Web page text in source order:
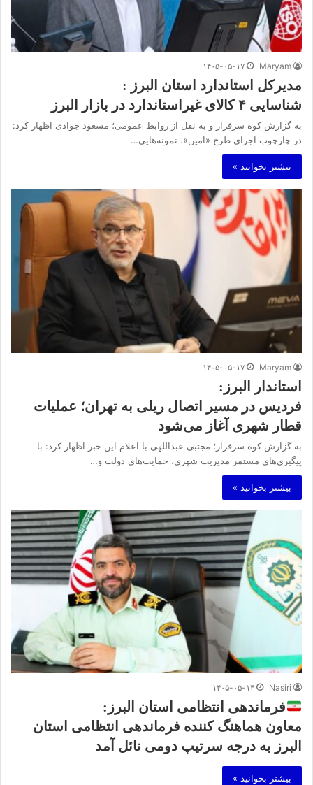
Maryam ۱۴۰۵-۰۵-۱۷
مدیرکل استاندارد استان البرز :
شناسایی ۴ کالای غیراستاندارد در بازار البرز
به گزارش کوه سرفراز و به نقل از روابط عمومی؛ مسعود جوادی اظهار کرد:
در چارچوب اجرای طرح «امین»، نمونه‌هایی…
بیشتر بخوانید »
Maryam ۱۴۰۵-۰۵-۱۷
استاندار البرز:
فردیس در مسیر اتصال ریلی به تهران؛ عملیات
قطار شهری آغاز می‌شود
به گزارش کوه سرفراز؛ مجتبی عبداللهی با اعلام این خبر اظهار کرد: با
پیگیری‌های مستمر مدیریت شهری، حمایت‌های دولت و…
بیشتر بخوانید »
Nasiri ۱۴۰۵-۰۵-۱۴
فرماندهی انتظامی استان البرز:
معاون هماهنگ کننده فرماندهی انتظامی استان
البرز به درجه سرتیپ دومی نائل آمد
بیشتر بخوانید »